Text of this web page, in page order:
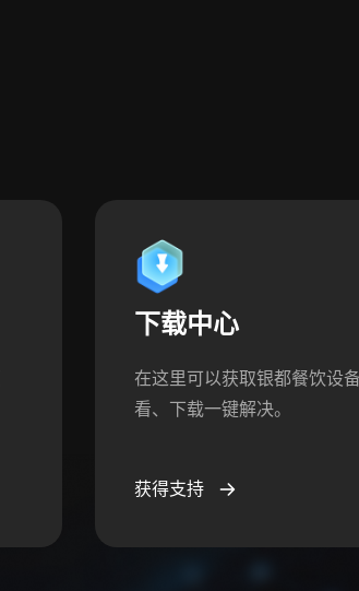
下载中心
在这里可以获取银都餐饮设
看、下载一键解决。
获得支持